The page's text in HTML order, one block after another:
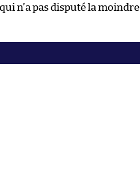
n’a pas disputé la moindre